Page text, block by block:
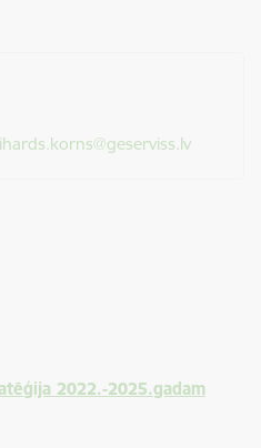
pasts:
2022.-2025.gadam